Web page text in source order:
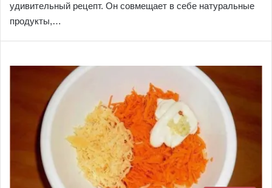
удивительный рецепт. Он совмещает в себе натуральные
продукты,…